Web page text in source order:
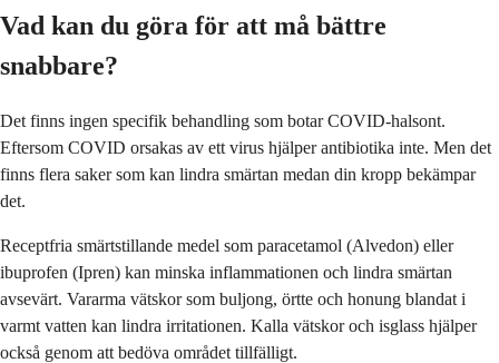
Vad kan du göra för att må bättre
snabbare?
Det finns ingen specifik behandling som botar COVID-halsont.
Eftersom COVID orsakas av ett virus hjälper antibiotika inte. Men det
finns flera saker som kan lindra smärtan medan din kropp bekämpar
det.
Receptfria smärtstillande medel som paracetamol (Alvedon) eller
ibuprofen (Ipren) kan minska inflammationen och lindra smärtan
avsevärt. Vararma vätskor som buljong, örtte och honung blandat i
varmt vatten kan lindra irritationen. Kalla vätskor och isglass hjälper
också genom att bedöva området tillfälligt.